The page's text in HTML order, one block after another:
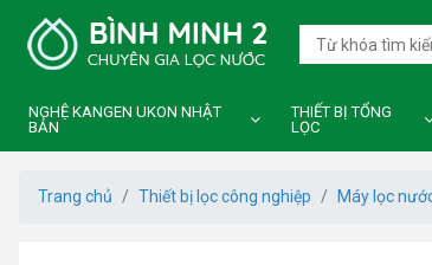
NGHỆ KANGEN UKON NHẬT
BẢN
THIẾT BỊ TỔNG
LỌC
Trang chủ Thiết bị lọc công nghiệp Máy lọc